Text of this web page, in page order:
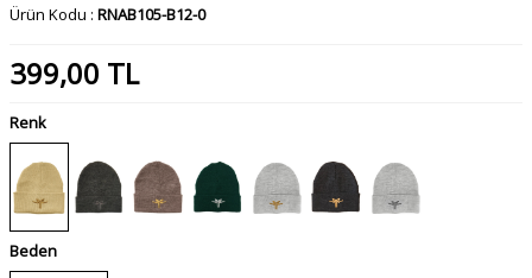
Ürün Kodu : RNAB105-B12-0
399,00 TL
Renk
Beden